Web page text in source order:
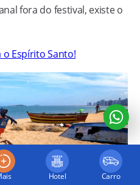
fora do festival, existe o
Espírito Santo!
Hotel Carro